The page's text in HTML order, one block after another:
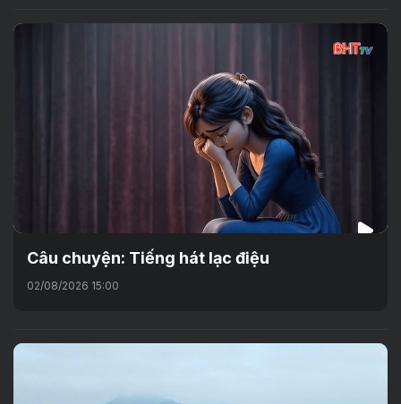
Câu chuyện: Tiếng hát lạc điệu
02/08/2026 15:00